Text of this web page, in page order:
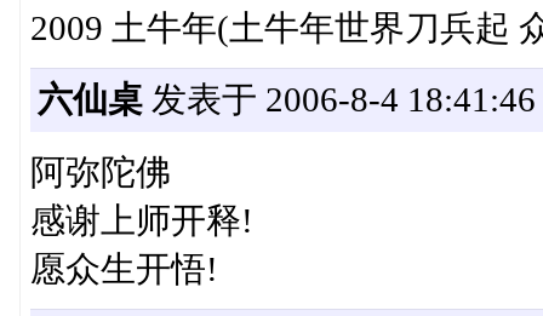
2009 土牛年(土牛年世界刀兵起
六仙桌发表于 2006-8-4 18:41:46
阿弥陀佛
感谢上师开释!
愿众生开悟!